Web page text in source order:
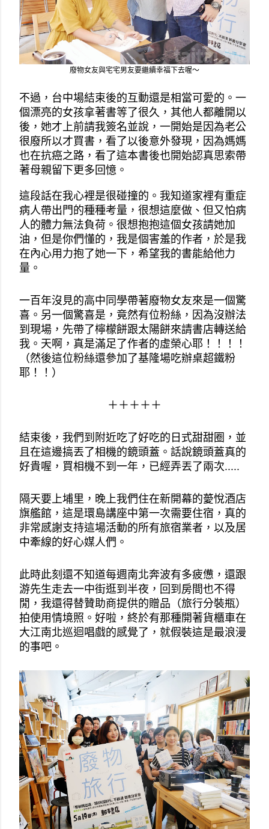
廢物女友與宅宅男友要繼續幸福下去喔～
不過，台中場結束後的互動還是相當可愛的。一
個漂亮的女孩拿著書等了很久，其他人都離開以
後，她才上前請我簽名並說，一開始是因為老公
很廢所以才買書，看了以後意外發現，因為媽媽
也在抗癌之路，看了這本書後也開始認真思索帶
著母親留下更多回憶。
這段話在我心裡是很碰撞的。我知道家裡有重症
病人帶出門的種種考量，很想這麼做、但又怕病
人的體力無法負荷。很想抱抱這個女孩請她加
油，但是你們懂的，我是個害羞的作者，於是我
在內心用力抱了她一下，希望我的書能給他力
量。
一百年沒見的高中同學帶著廢物女友來是一個驚
喜。另一個驚喜是，竟然有位粉絲，因為沒辦法
到現場，先帶了檸檬餅跟太陽餅來請書店轉送給
我。天啊，真是滿足了作者的虛榮心耶！！！！
（然後這位粉絲還參加了基隆場吃辦桌超鐵粉
耶！！）
＋＋＋＋＋
結束後，我們到附近吃了好吃的日式甜甜圈，並
且在這邊搞丟了相機的鏡頭蓋。話說鏡頭蓋真的
好貴喔，買相機不到一年，已經弄丟了兩次.....
隔天要上埔里，晚上我們住在新開幕的薆悅酒店
旗艦館，這是環島講座中第一次需要住宿，真的
非常感謝支持這場活動的所有旅宿業者，以及居
中牽線的好心媒人們。
此時此刻還不知道每週南北奔波有多疲憊，還跟
游先生走去一中街逛到半夜，回到房間也不得
閒，我還得替贊助商提供的贈品（旅行分裝瓶）
拍使用情境照。好啦，終於有那種開著貨櫃車在
大江南北巡迴唱戲的感覺了，就假裝這是最浪漫
的事吧。